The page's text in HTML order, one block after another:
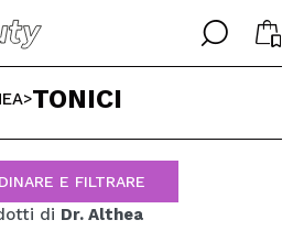
╳
╳
LA TUA LINGUA
ITALIANO
ESPAÑOL
ENGLISH
>TONICI
E FILTRARE
di Dr. Althea